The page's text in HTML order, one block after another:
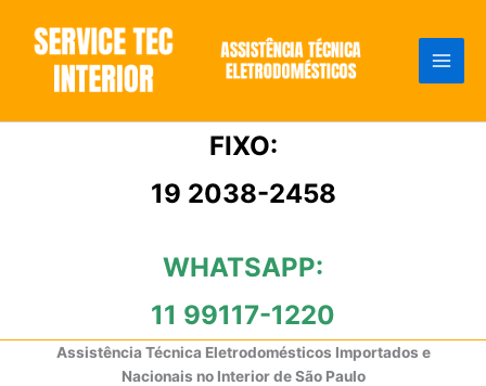
conteúdo
FIXO:
19 2038-2458
WHATSAPP:
11 99117-1220
Assistência Técnica Eletrodomésticos Importados e
Nacionais no Interior de São Paulo